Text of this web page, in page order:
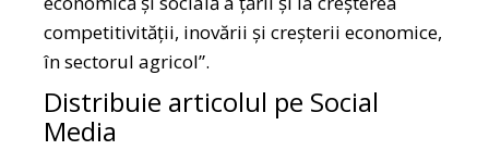
competitivităţii, inovării şi creşterii economice,
în sectorul agricol”.
Distribuie articolul pe Social
Media